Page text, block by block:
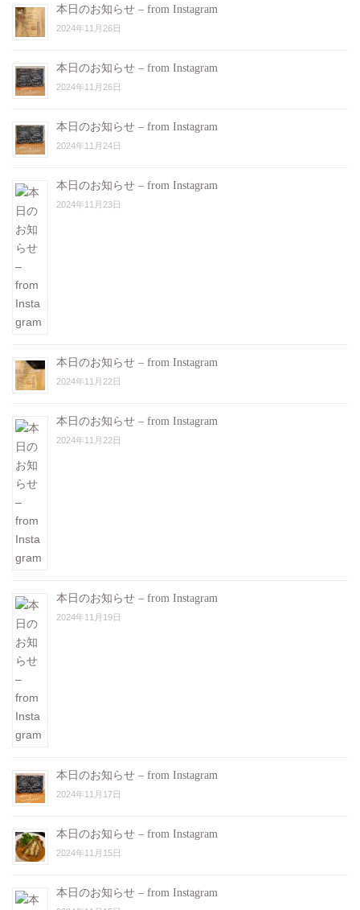
本日のお知らせ – from Instagram
2024年11月26日
本日のお知らせ – from Instagram
2024年11月26日
本日のお知らせ – from Instagram
2024年11月24日
本日のお知らせ – from Instagram
2024年11月23日
本日のお知らせ – from Instagram
2024年11月22日
本日のお知らせ – from Instagram
2024年11月22日
本日のお知らせ – from Instagram
2024年11月19日
本日のお知らせ – from Instagram
2024年11月17日
本日のお知らせ – from Instagram
2024年11月15日
本日のお知らせ – from Instagram